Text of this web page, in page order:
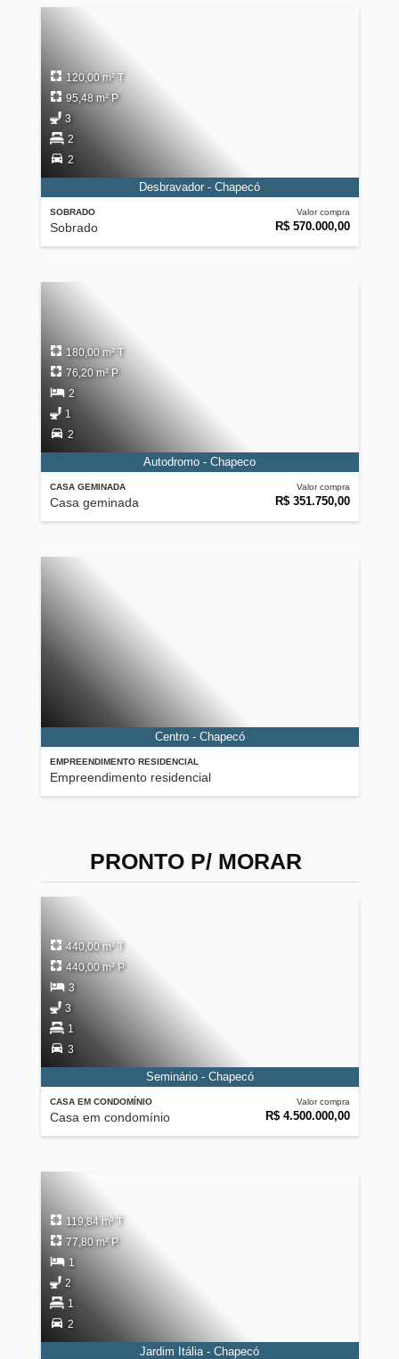
SOBRADO
Sobrado
Valor compra
R$ 570.000,00
120,00 m² T
95,48 m² P
3
2
2
Desbravador - Chapecó
CASA GEMINADA
Casa geminada
Valor compra
R$ 351.750,00
180,00 m² T
76,20 m² P
2
1
2
Autodromo - Chapeco
EMPREENDIMENTO RESIDENCIAL
Empreendimento residencial
Centro - Chapecó
PRONTO P/ MORAR
CASA EM CONDOMÍNIO
Casa em condomínio
Valor compra
R$ 4.500.000,00
440,00 m² T
440,00 m² P
3
3
1
3
Seminário - Chapecó
119,84 m² T
77,80 m² P
1
2
1
2
Jardim Itália - Chapecó